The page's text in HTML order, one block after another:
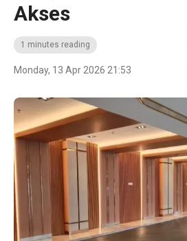
Akses
1 minutes reading
Monday, 13 Apr 2026 21:53